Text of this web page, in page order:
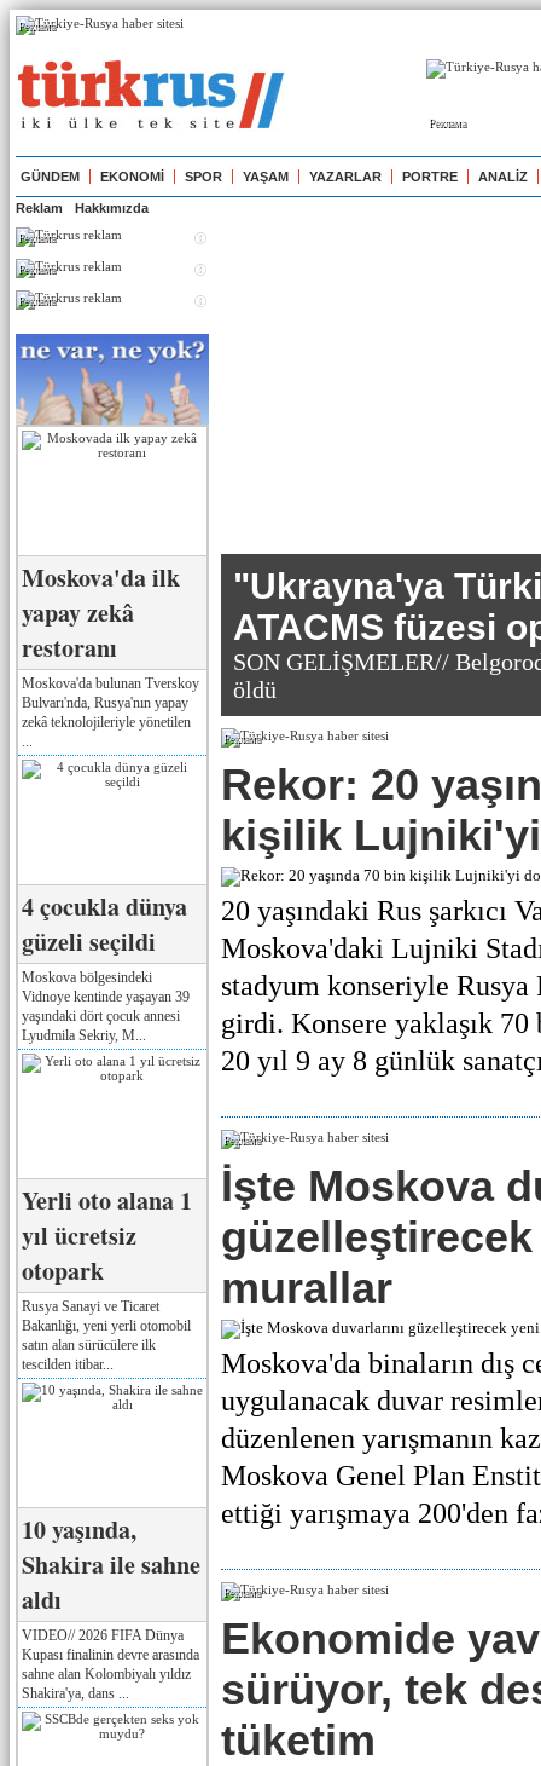
Реклама
Реклама
GÜNDEM EKONOMİ SPOR YAŞAM YAZARLAR PORTRE ANALİZ
Reklam Hakkımızda
Реклама
Реклама
Реклама
Moskova'da ilk
yapay zekâ
restoranı
Moskova'da bulunan Tverskoy
Bulvarı'nda, Rusya'nın yapay
zekâ teknolojileriyle yönetilen
4 çocukla dünya
güzeli seçildi
Moskova bölgesindeki
Vidnoye kentinde yaşayan 39
yaşındaki dört çocuk annesi
Lyudmila Sekriy, M...
Yerli oto alana 1
yıl ücretsiz
otopark
Rusya Sanayi ve Ticaret
Bakanlığı, yeni yerli otomobil
satın alan sürücülere ilk
tescilden itibar...
10 yaşında,
Shakira ile sahne
aldı
VIDEO// 2026 FIFA Dünya
Kupası finalinin devre arasında
sahne alan Kolombiyalı yıldız
Shakira'ya, dans ...
"Ukrayna'ya
ATACMS füzesi
SON GELİŞMELER//
öldü
Реклама
Rekor: 20
kişilik
20 yaşındaki Rus şarkıcı
Moskova'daki Lujniki
stadyum konseriyle Rusya
girdi. Konsere yaklaşık 70
20 yıl 9 ay 8 günlük
Реклама
İşte Moskova
murallar
Moskova'da binaların dış
uygulanacak duvar
düzenlenen yarışmanın
Moskova Genel Plan
ettiği yarışmaya 200'den
Реклама
Ekonomide
sürüyor, tek
tüketim